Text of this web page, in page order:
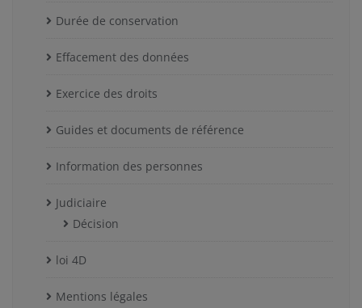
Durée de conservation
Effacement des données
Exercice des droits
Guides et documents de référence
Information des personnes
Judiciaire
Décision
loi 4D
Mentions légales